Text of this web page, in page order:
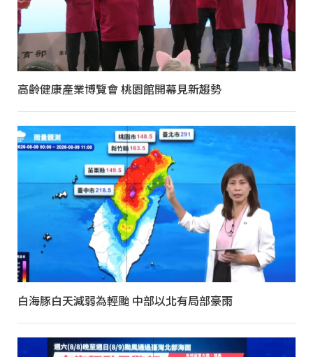
高齡健康產業博覽會 桃園館開幕見新趨勢
白海豚白天減弱為輕颱 中部以北有局部豪雨